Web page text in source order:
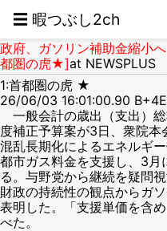
☰ 暇つぶし2ch
政府、ガソリン補助金縮小
都圏の虎★]at NEWSPLUS
1:首都圏の虎 ★
26/06/03 16:01:00.90
一般会計の歳出（支出）
度補正予算案が3日、衆院
混乱長期化によるエネルギ
都市ガス料金を支援し、3月
る。与野党から継続を疑問
財政の持続性の観点からガ
表明した。「支援単価を含
べた。